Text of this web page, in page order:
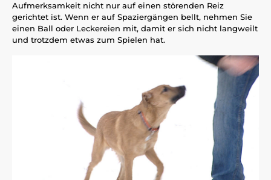
Aufmerksamkeit nicht nur auf einen störenden Reiz
gerichtet ist. Wenn er auf Spaziergängen bellt, nehmen Sie
einen Ball oder Leckereien mit, damit er sich nicht langweilt
und trotzdem etwas zum Spielen hat.